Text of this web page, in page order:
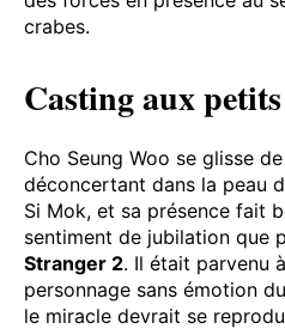
crabes.
Casting aux
Cho Seung Woo se glisse
déconcertant dans la peau
Si Mok, et sa présence fait
sentiment de jubilation que
Stranger 2. Il était parvenu
personnage sans émotion
le miracle devrait se